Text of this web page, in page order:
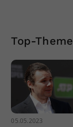
Top-
05.05.2023